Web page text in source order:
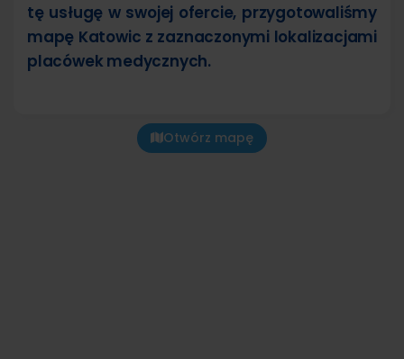
tę usługę w swojej ofercie, przygotowaliśmy
mapę Katowic z zaznaczonymi lokalizacjami
placówek medycznych.
Otwórz mapę